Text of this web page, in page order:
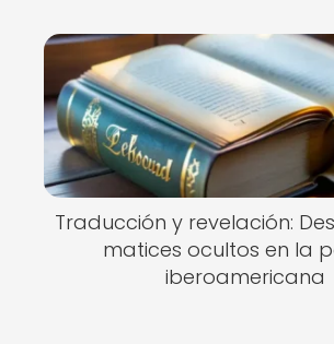
Traducción y revelación:
matices ocultos en la
iberoamericana